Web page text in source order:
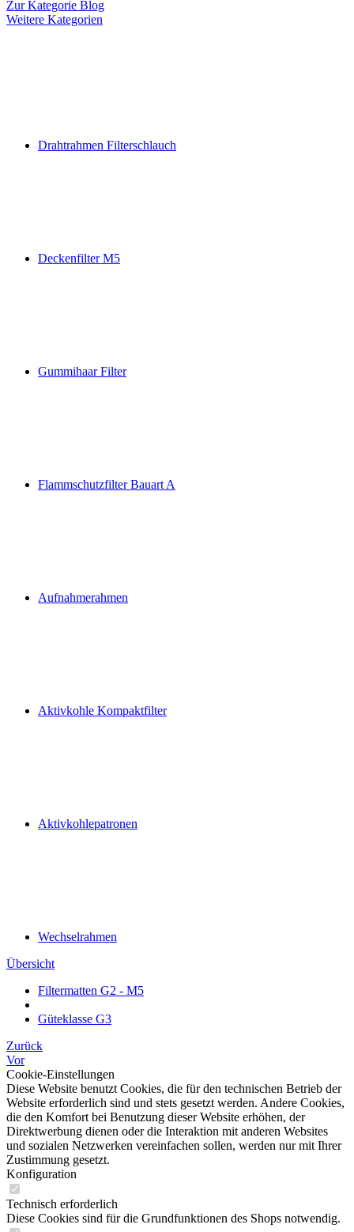
Zur Kategorie Blog
Weitere Kategorien
Drahtrahmen Filterschlauch
Deckenfilter M5
Gummihaar Filter
Flammschutzfilter Bauart A
Aufnahmerahmen
Aktivkohle Kompaktfilter
Aktivkohlepatronen
Wechselrahmen
Übersicht
Filtermatten G2 - M5
Güteklasse G3
Zurück
Vor
Cookie-Einstellungen
Diese Website benutzt Cookies, die für den technischen Betrieb der
Website erforderlich sind und stets gesetzt werden. Andere Cookies,
die den Komfort bei Benutzung dieser Website erhöhen, der
Direktwerbung dienen oder die Interaktion mit anderen Websites
und sozialen Netzwerken vereinfachen sollen, werden nur mit Ihrer
Zustimmung gesetzt.
Konfiguration
Technisch erforderlich
Diese Cookies sind für die Grundfunktionen des Shops notwendig.